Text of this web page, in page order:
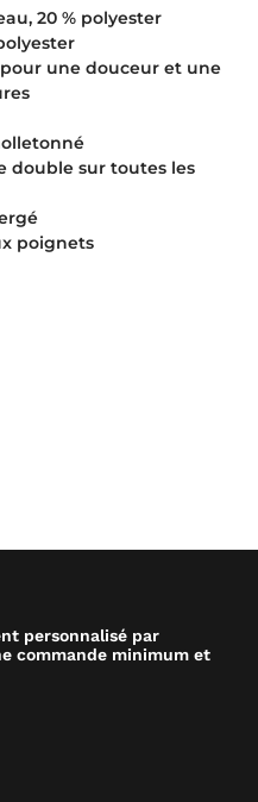
20 % polyester
pour une douceur et une
double sur toutes les
poignets
personnalisé par
commande minimum et